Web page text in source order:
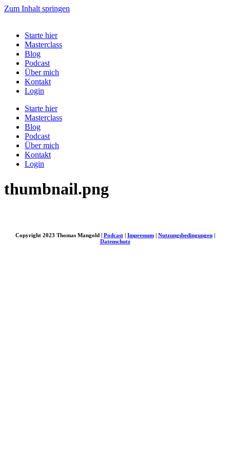
Zum Inhalt springen
Starte hier
Masterclass
Blog
Podcast
Über mich
Kontakt
Login
Starte hier
Masterclass
Blog
Podcast
Über mich
Kontakt
Login
thumbnail.png
Copyright 2023 Thomas Mangold | Podcast| Impressum| Nutzungsbedingungen|
Datenschutz